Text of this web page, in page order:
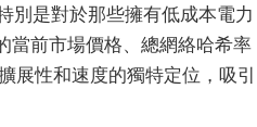
別是對於那些擁有低成本電力
當前市場價格、總網絡哈希率
展性和速度的獨特定位，吸引